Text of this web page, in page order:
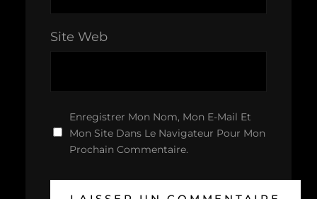
Site Web
Enregistrer Mon Nom, Mon E-Mail Et
Mon Site Dans Le Navigateur Pour Mon
Prochain Commentaire.